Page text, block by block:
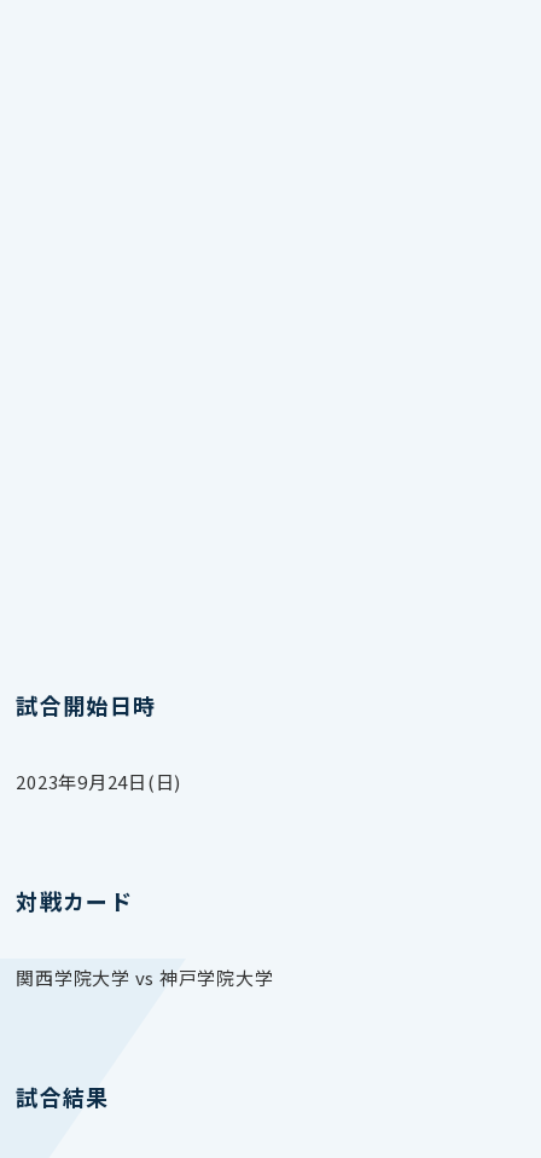
試合開始日時
2023年9月24日(日)
対戦カード
関西学院大学 vs 神戸学院大学
試合結果